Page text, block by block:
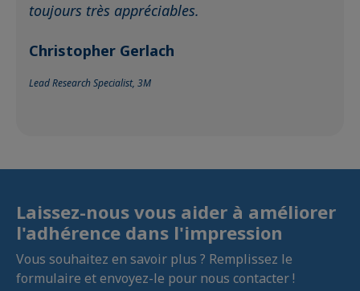
toujours très appréciables.
Christopher Gerlach
Lead Research Specialist, 3M
Laissez-nous vous aider à améliorer
l'adhérence dans l'impression
Vous souhaitez en savoir plus ? Remplissez le
formulaire et envoyez-le pour nous contacter !